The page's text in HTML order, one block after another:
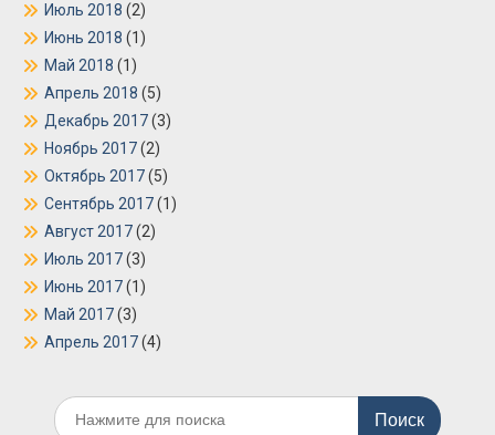
Июль 2018 (2)
Июнь 2018 (1)
Май 2018 (1)
Апрель 2018 (5)
Декабрь 2017(3)
Ноябрь 2017(2)
Октябрь 2017(5)
Сентябрь 2017(1)
Август 2017(2)
Июль 2017(3)
Июнь 2017(1)
Май 2017(3)
Апрель 2017(4)
Поиск
по: